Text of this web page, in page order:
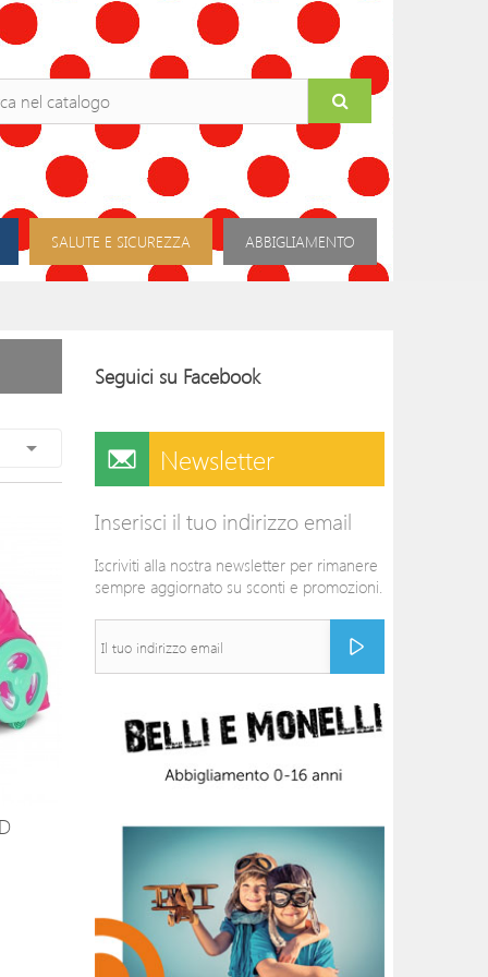
SALUTE E SICUREZZA ABBIGLIAMENTO

Seguici su Facebook
Newsletter
Inserisci il tuo indirizzo email
Iscriviti alla nostra newsletter per rimanere
sempre aggiornato su sconti e promozioni.